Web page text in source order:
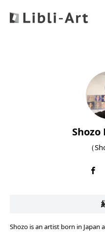
Shozo
（
Shozo is an artist born in Japan